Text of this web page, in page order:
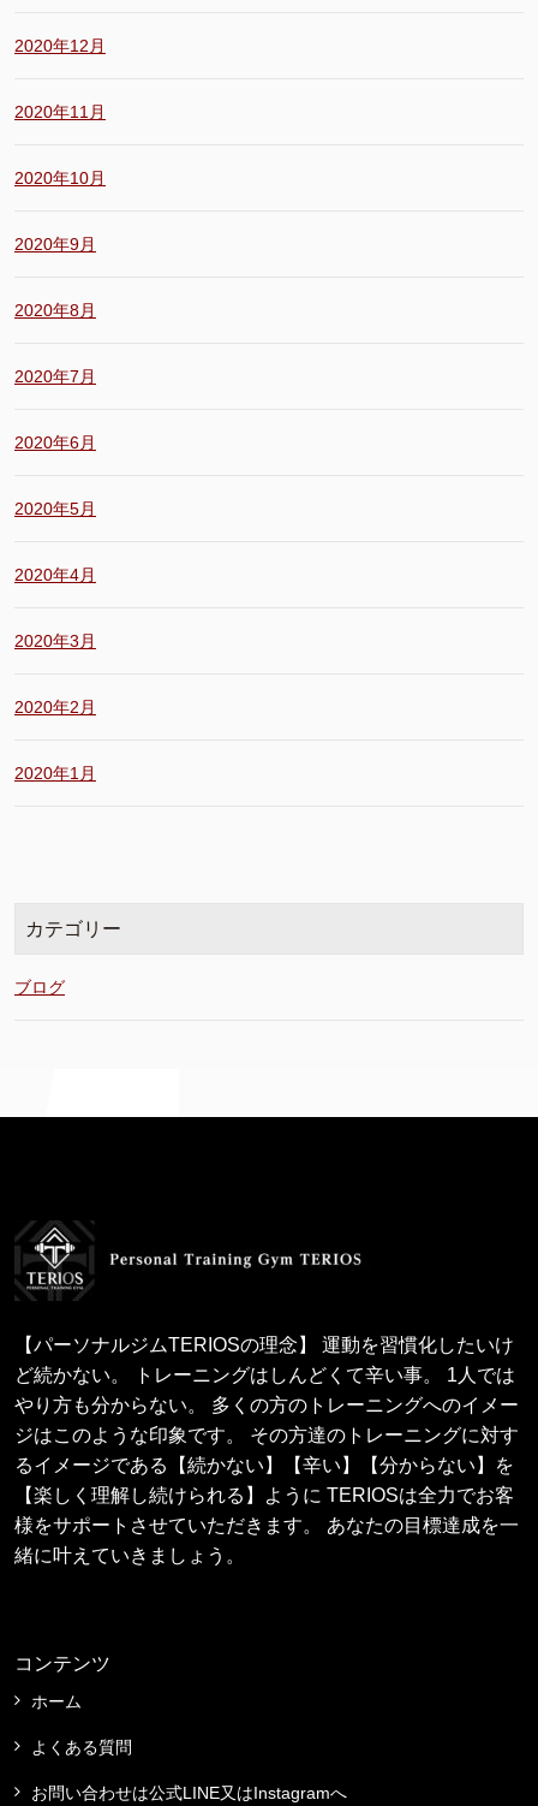
2020年12月
2020年11月
2020年10月
2020年9月
2020年8月
2020年7月
2020年6月
2020年5月
2020年4月
2020年3月
2020年2月
2020年1月
カテゴリー
ブログ
【パーソナルジムTERIOSの理念】 運動を習慣化したいけ
ど続かない。 トレーニングはしんどくて辛い事。 1人では
やり方も分からない。 多くの方のトレーニングへのイメー
ジはこのような印象です。 その方達のトレーニングに対す
るイメージである【続かない】【辛い】【分からない】を
【楽しく理解し続けられる】ように TERIOSは全力でお客
様をサポートさせていただきます。 あなたの目標達成を一
緒に叶えていきましょう。
コンテンツ
ホーム
よくある質問
お問い合わせは公式LINE又はInstagramへ